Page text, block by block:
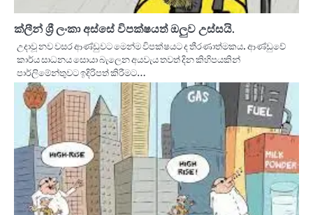
ක්ලීන් ශ්‍රී ලංකා අස්සේ විපක්ෂයත් ඔලුව උස්සයි.
උදාවූ නව වසර ආණ්ඩුවට මෙන්ම විපක්ෂයට ද තීරණාත්මකය. ආණ්ඩුවේ
කාර්ය සාධනය සොයා බැලෙන අයවැය තවත් දින කිහිපයකින්
පාර්ලිමේන්තුවට ඉදිරිපත් කිරීමට…